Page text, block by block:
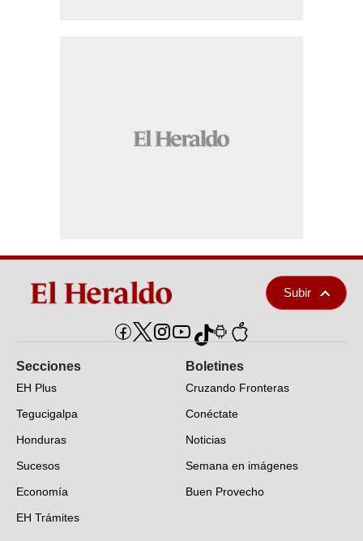
Subir
Secciones
EH Plus
Tegucigalpa
Honduras
Sucesos
Economía
EH Trámites
Boletines
Cruzando Fronteras
Conéctate
Noticias
Semana en imágenes
Buen Provecho